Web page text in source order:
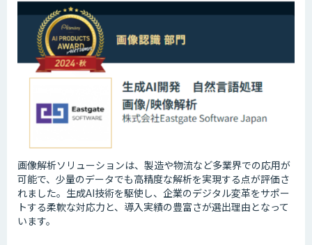
画像解析ソリューションは、製造や物流など多業界での応用が
可能で、少量のデータでも高精度な解析を実現する点が評価さ
れました。生成AI技術を駆使し、企業のデジタル変革をサポー
トする柔軟な対応力と、導入実績の豊富さが選出理由となって
います。